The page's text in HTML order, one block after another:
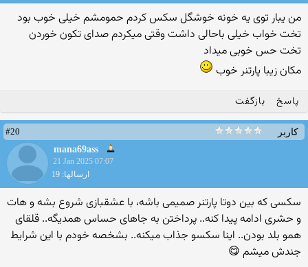
من یبار توی یه خونه خوشگل سکس کردم حمومشم خیلی خوب بود
تخت خواب خیلی باحالی داشت وقتی میکردم صدای تکون خوردن
تخت حس خوبی میداد
مکان زیبا پارتنر خوب
پاسخ بازگفت
کاربر
#20
mana69ass
21 Jan 2025 07:07
ارسالها: 19
سکسی که بین دوتا پارتنر صمیمی باشه، با عشقبازی شروع بشه و هات
و حشری ادامه پیدا کنه.. پرداختن به جاهای حساس همدیگه.. قلقای
همو بلد بودن.. اینا سکسو جذاب میکنه.. بشخصه خودم با این شرایط
جندش میشم 😋